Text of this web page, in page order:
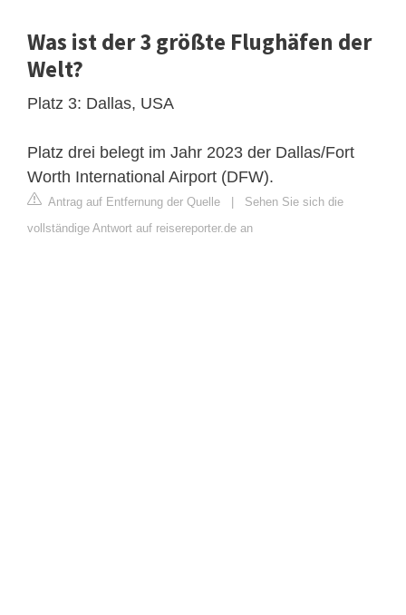
Was ist der 3 größte Flughäfen der
Welt?
Platz 3: Dallas, USA
Platz drei belegt im Jahr 2023 der Dallas/Fort
Worth International Airport (DFW).
Antrag auf Entfernung der Quelle | Sehen Sie sich die
vollständige Antwort auf reisereporter.de an